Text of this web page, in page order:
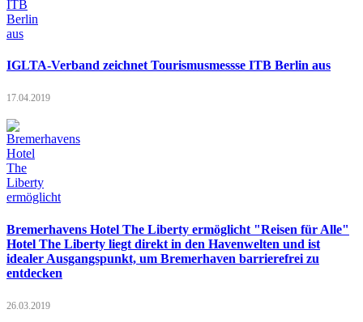
IGLTA-Verband zeichnet Tourismusmessse ITB Berlin aus
17.04.2019
Bremerhavens Hotel The Liberty ermöglicht "Reisen für Alle"
Hotel The Liberty liegt direkt in den Havenwelten und ist
idealer Ausgangspunkt, um Bremerhaven barrierefrei zu
entdecken
26.03.2019